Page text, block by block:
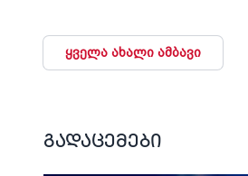
ყველა ახალი ამბავი
გადაცემები